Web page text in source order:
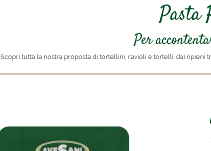
Pasta
Per
Scopri tutta la nostra proposta di tortellini, ravioli e tortelli: dai ripieni